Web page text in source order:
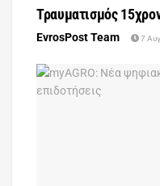
Τραυματισμός
EvrosPost Team 7